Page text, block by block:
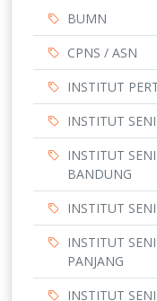
BUMN
CPNS / ASN
INSTITUT
INSTITUT
INSTITUT
BANDUNG
INSTITUT
INSTITUT
PANJANG
INSTITUT